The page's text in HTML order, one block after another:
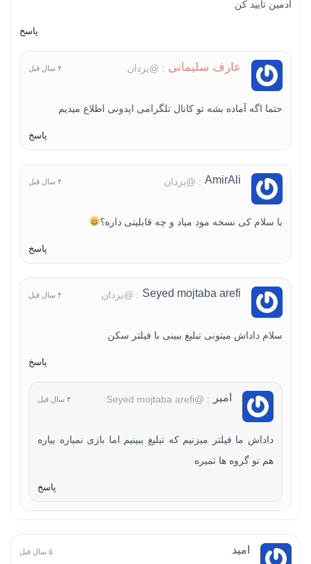
ادمین تایید کن
پاسخ
عارف سلیمانی : @یزدان ۴ سال قبل
حتما اگه آماده بشه تو کانال تلگرامی اپدونی اطلاع میدیم
پاسخ
AmirAli : @یزدان ۴ سال قبل
با سلام کی نسخه مود میاد و چه قابلیتی داره؟
پاسخ
Seyed mojtaba arefi : @یزدان ۴ سال قبل
سلام داداش میتونی تبلیغ ببینی با فیلتر سکن
پاسخ
امیر : @Seyed mojtaba arefi ۳ سال قبل
داداش ما فیلتر میزنیم که تبلیغ ببینیم اما بازی نمیاره بیاره
هم تو گروه ها نمیره
پاسخ
امید ۵ سال قبل